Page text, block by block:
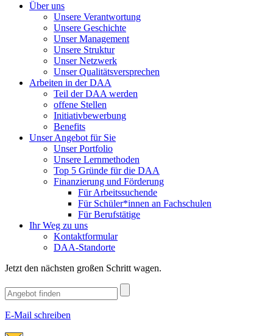
Über uns
Unsere Verantwortung
Unsere Geschichte
Unser Management
Unsere Struktur
Unser Netzwerk
Unser Qualitätsversprechen
Arbeiten in der DAA
Teil der DAA werden
offene Stellen
Initiativbewerbung
Benefits
Unser Angebot für Sie
Unser Portfolio
Unsere Lernmethoden
Top 5 Gründe für die DAA
Finanzierung und Förderung
Für Arbeitssuchende
Für Schüler*innen an Fachschulen
Für Berufstätige
Ihr Weg zu uns
Kontaktformular
DAA-Standorte
Jetzt den nächsten großen Schritt wagen.
E-Mail schreiben